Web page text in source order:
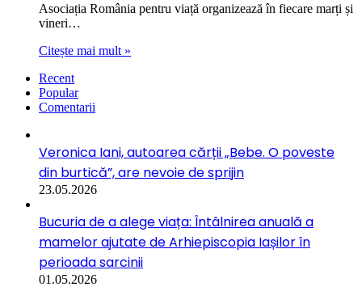
Asociația România pentru viață organizează în fiecare marți și
vineri…
Citește mai mult »
Recent
Popular
Comentarii
Veronica Iani, autoarea cărții „Bebe. O poveste
din burtică”, are nevoie de sprijin
23.05.2026
Bucuria de a alege viața: Întâlnirea anuală a
mamelor ajutate de Arhiepiscopia Iașilor în
perioada sarcinii
01.05.2026